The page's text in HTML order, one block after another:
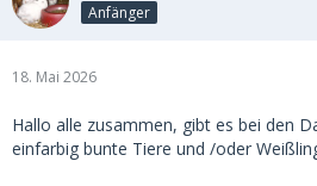
Anfänger
18. Mai 2026
Hallo alle zusammen, gibt es bei den
einfarbig bunte Tiere und /oder